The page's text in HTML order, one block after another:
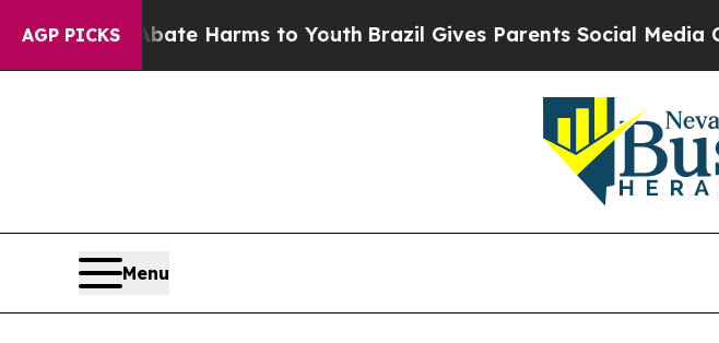
AGP PICKS
to Abate Harms to YouthBrazil Gives Parents Social Media
Menu